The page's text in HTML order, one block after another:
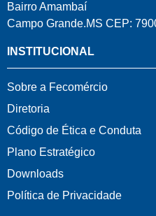
Bairro Amambaí
Campo Grande.MS CEP:
INSTITUCIONAL
Sobre a Fecomércio
Diretoria
Código de Ética e Conduta
Plano Estratégico
Downloads
Política de Privacidade